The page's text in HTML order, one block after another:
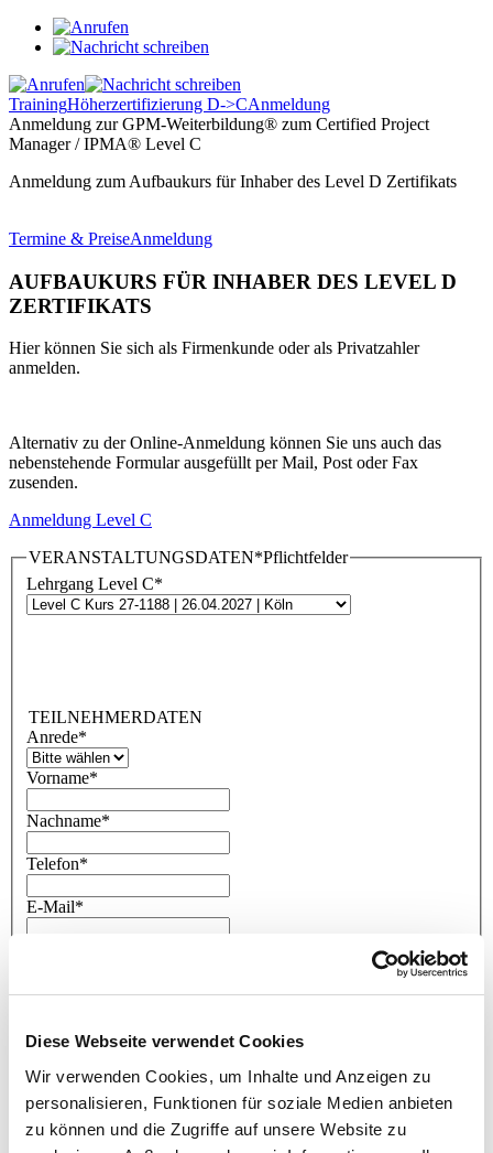
Diese Webseite verwendet Cookies
Wir verwenden Cookies, um Inhalte und Anzeigen zu
personalisieren, Funktionen für soziale Medien anbieten
zu können und die Zugriffe auf unsere Website zu
TrainingHöherzertifizierung D->CAnmeldung
Anmeldung zur GPM-Weiterbildung® zum Certified Project
Manager / IPMA® Level C
Anmeldung zum Aufbaukurs für Inhaber des Level D Zertifikats
Termine & PreiseAnmeldung
AUFBAUKURS FÜR INHABER DES LEVEL D
ZERTIFIKATS
Hier können Sie sich als Firmenkunde oder als Privatzahler
anmelden.
Alternativ zu der Online-Anmeldung können Sie uns auch das
nebenstehende Formular ausgefüllt per Mail, Post oder Fax
zusenden.
Anmeldung Level C
VERANSTALTUNGSDATEN*Pflichtfelder
Lehrgang Level C*
TEILNEHMERDATEN
Anrede*
Vorname*
Nachname*
Telefon*
E-Mail*
Nein
Firma / Name*
Adresszusatz
Straße / Hausnr. *